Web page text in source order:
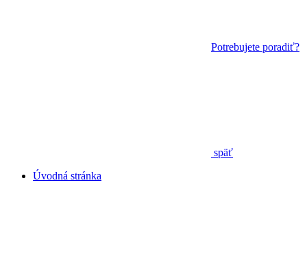
Potrebujete poradiť?
späť
Úvodná stránka